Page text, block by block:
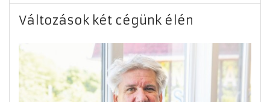
Változások két cégünk élén